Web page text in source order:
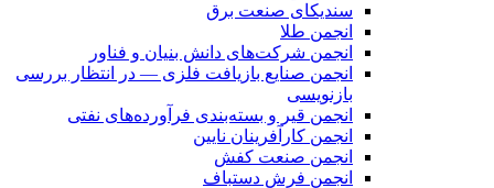
سندیکای صنعت برق
انجمن طلا
انجمن شرکت‌های دانش بنیان و فناور
انجمن صنایع بازیافت فلزی — در انتظار بررسی
بازنویسی
انجمن قیر و بسته‌بندی فرآورده‌های نفتی
انجمن کارآفرینان نایین
انجمن صنعت کفش
انجمن فرش دستباف